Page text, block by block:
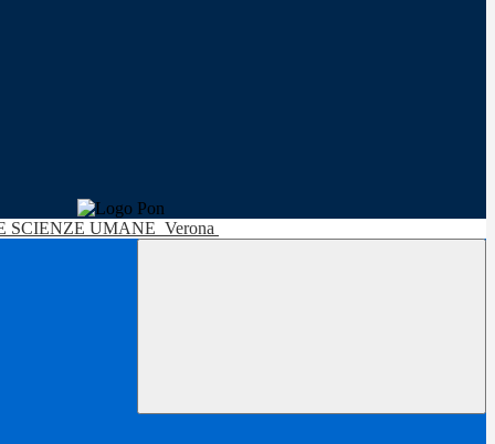
SCIENZE UMANE Verona